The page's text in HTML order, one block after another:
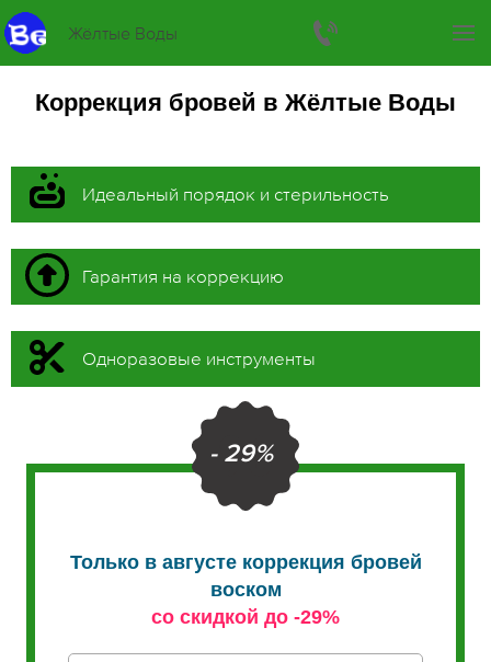
Жёлтые Воды
Коррекция бровей в Жёлтые Воды
Идеальный порядок и стерильность
Гарантия на коррекцию
Одноразовые инструменты
- 29%
Только в августе коррекция бровей
воском
со скидкой до -29%